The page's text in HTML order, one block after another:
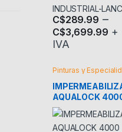
C$289.99 –
C$3,699.99 +
IVA
Este producto
Pinturas y
AQUALOCK
SHERWIN
GLN